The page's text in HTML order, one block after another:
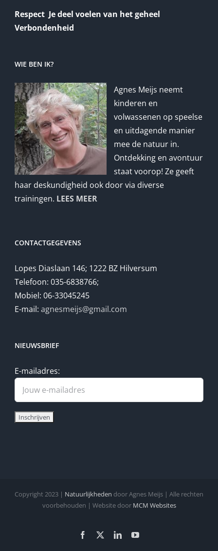
Respect Je deel voelen van het geheel
Verbondenheid
WIE BEN IK?
Agnes Meijs neemt
kinderen en
volwassenen op speelse
en uitdagende manier
mee de natuur in.
Ontdekking en avontuur
staat voorop! Ze geeft
haar deskundigheid ook door via diverse
trainingen. LEES MEER
CONTACTGEGEVENS
Lopes Diaslaan 146; 1222 BZ Hilversum
Telefoon: 035-6838766;
Mobiel: 06-33045245
E-mail: agnesmeijs@gmail.com
NIEUWSBRIEF
E-mailadres:
Copyright 2023 | Natuurlijkheden door Agnes Meijs | Alle rechten
voorbehouden | Website door MCM Websites
Facebook LinkedInYouTube